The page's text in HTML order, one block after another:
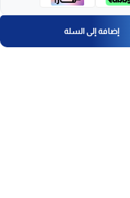
إضافة إلى السلة